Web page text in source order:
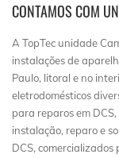
CONTAMOS COM
A TopTec unidade
instalações de
Paulo, litoral e no
eletrodomésticos
para reparos em
instalação, reparo e
DCS, comercializados